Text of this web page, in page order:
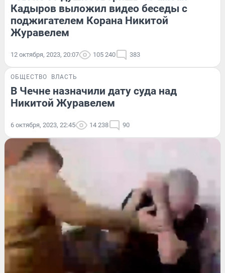
Кадыров выложил видео беседы с
поджигателем Корана Никитой
Журавелем
12 октября, 2023, 20:07 105 240 383
ОБЩЕСТВО ВЛАСТЬ
В Чечне назначили дату суда над
Никитой Журавелем
6 октября, 2023, 22:45 14 238 90